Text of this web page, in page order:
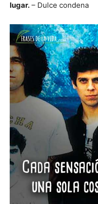
lugar. – Dulce condena